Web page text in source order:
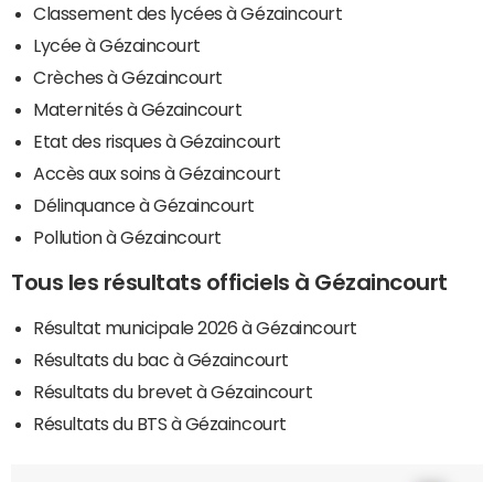
Classement des lycées à Gézaincourt
Lycée à Gézaincourt
Crèches à Gézaincourt
Maternités à Gézaincourt
Etat des risques à Gézaincourt
Accès aux soins à Gézaincourt
Délinquance à Gézaincourt
Pollution à Gézaincourt
Tous les résultats officiels à Gézaincourt
Résultat municipale 2026 à Gézaincourt
Résultats du bac à Gézaincourt
Résultats du brevet à Gézaincourt
Résultats du BTS à Gézaincourt